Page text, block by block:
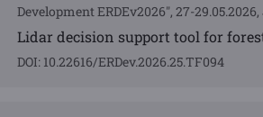
Development ERDEv2026", 27-
Lidar decision support tool for
DOI: 10.22616/ERDev.2026.25.TF094